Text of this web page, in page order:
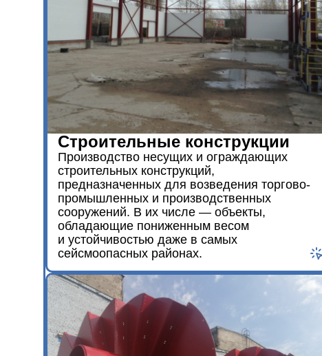
Строительные конструкции
Производство несущих и ограждающих
строительных конструкций,
предназначенных для возведения торгово-
промышленных и производственных
сооружений. В их числе — объекты,
обладающие пониженным весом
и устойчивостью даже в самых
сейсмоопасных районах.